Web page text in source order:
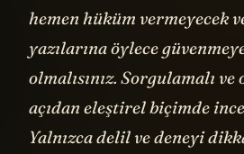
hemen hüküm vermeyecek
yazılarına öylece
olmalısınız. Sorgulamalı ve
açıdan eleştirel biçimde
Yalnızca delil ve deneyi